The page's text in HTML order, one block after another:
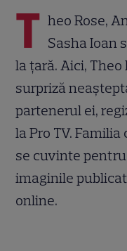
T heo Rose,
Sasha Ioan
la țară. Aici, Theo
surpriză
partenerul ei,
la Pro TV.
se cuvinte
imaginile
online.